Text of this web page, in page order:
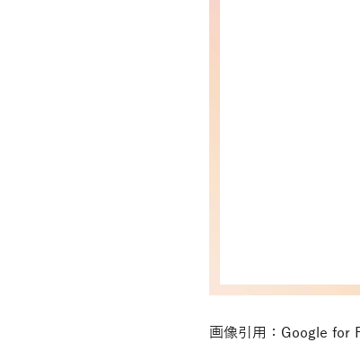
画像引用：Google for